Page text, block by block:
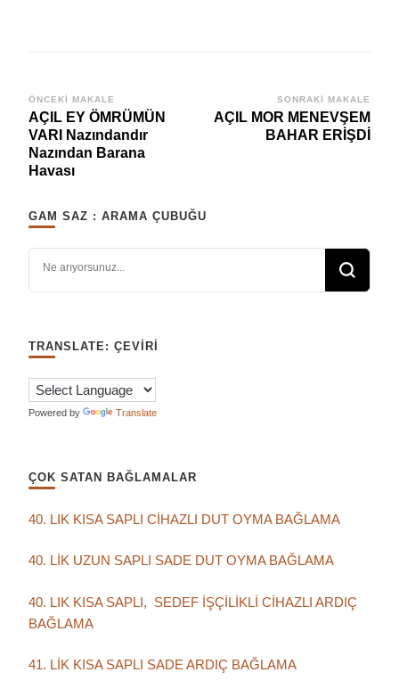
Yazı
dolaşımı
ÖNCEKI MAKALE
AÇIL EY ÖMRÜMÜN
VARI Nazındandır
Nazından Barana
Havası
SONRAKI MAKALE
AÇIL MOR MENEVŞEM
BAHAR ERİŞDİ
GAM SAZ : ARAMA ÇUBUĞU
TRANSLATE: ÇEVIRI
Powered by Translate
ÇOK SATAN BAĞLAMALAR
40. LIK KISA SAPLI CİHAZLI DUT OYMA BAĞLAMA
40. LİK UZUN SAPLI SADE DUT OYMA BAĞLAMA
40. LIK KISA SAPLI, SEDEF İŞÇİLİKLİ CİHAZLI ARDIÇ
BAĞLAMA
41. LİK KISA SAPLI SADE ARDIÇ BAĞLAMA